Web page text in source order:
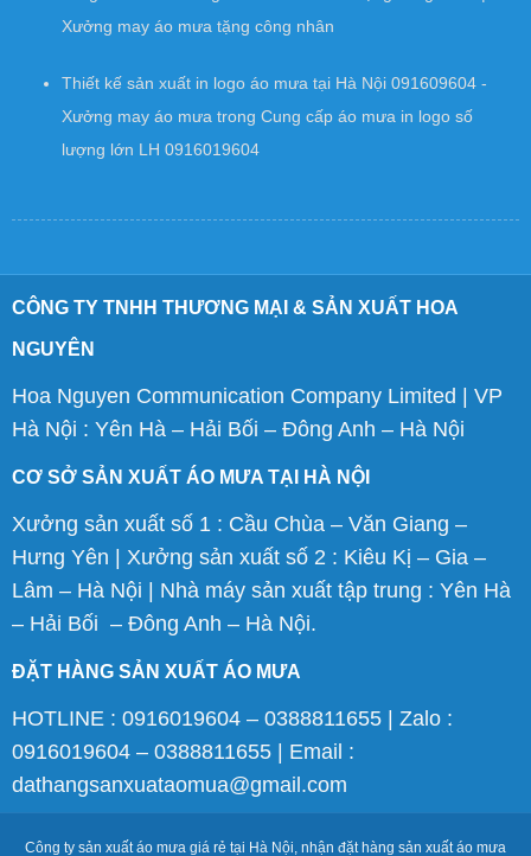
Xưởng may áo mưa tặng công nhân
Thiết kế sản xuất in logo áo mưa tại Hà Nội 091609604 -
Xưởng may áo mưa trong Cung cấp áo mưa in logo số
lượng lớn LH 0916019604
CÔNG TY TNHH THƯƠNG MẠI & SẢN XUẤT HOA
NGUYÊN
Hoa Nguyen Communication Company Limited | VP
Hà Nội : Yên Hà – Hải Bối – Đông Anh – Hà Nội
CƠ SỞ SẢN XUẤT ÁO MƯA TẠI HÀ NỘI
Xưởng sản xuất số 1 : Cầu Chùa – Văn Giang –
Hưng Yên | Xưởng sản xuất số 2 : Kiêu Kị – Gia –
Lâm – Hà Nội | Nhà máy sản xuất tập trung : Yên Hà
– Hải Bối – Đông Anh – Hà Nội.
ĐẶT HÀNG SẢN XUẤT ÁO MƯA
HOTLINE : 0916019604 – 0388811655 | Zalo :
0916019604 – 0388811655 | Email :
dathangsanxuataomua@gmail.com
Công ty sản xuất áo mưa giá rẻ tại Hà Nội, nhận đặt hàng sản xuất áo mưa